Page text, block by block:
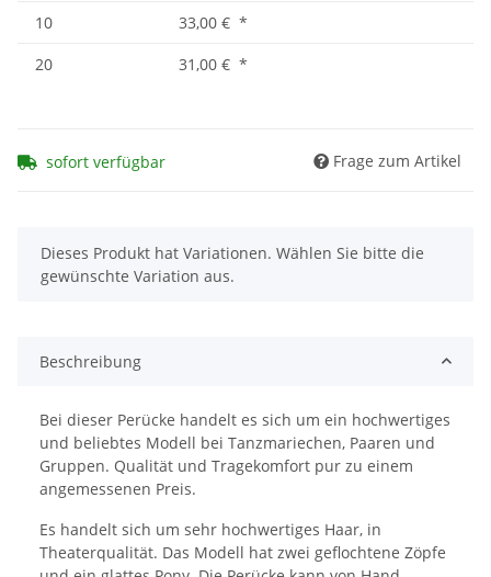
10
33,00 € *
20
31,00 € *
sofort verfügbar Frage zum Artikel
x
Dieses Produkt hat Variationen. Wählen Sie bitte die
gewünschte Variation aus.
Beschreibung
Bei dieser Perücke handelt es sich um ein hochwertiges
und beliebtes Modell bei Tanzmariechen, Paaren und
Gruppen. Qualität und Tragekomfort pur zu einem
angemessenen Preis.
Es handelt sich um sehr hochwertiges Haar, in
Theaterqualität. Das Modell hat zwei geflochtene Zöpfe